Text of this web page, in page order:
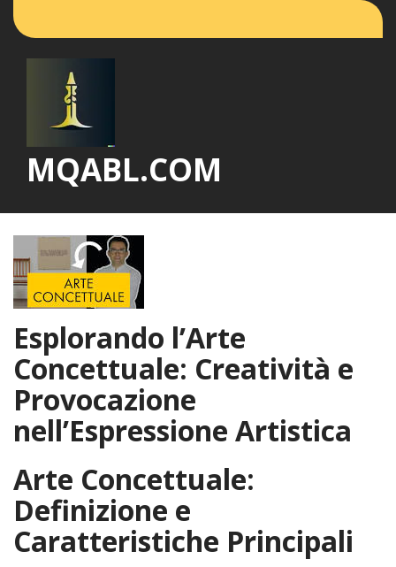
MQABL.COM
Esplorando l’Arte
Concettuale: Creatività e
Provocazione
nell’Espressione Artistica
Arte Concettuale:
Definizione e
Caratteristiche Principali